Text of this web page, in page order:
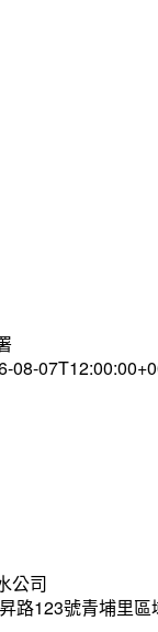
08-
公司
路123號青埔里區